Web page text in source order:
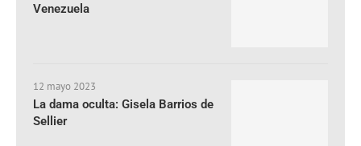
Venezuela
12 mayo 2023
La dama oculta: Gisela Barrios de
Sellier